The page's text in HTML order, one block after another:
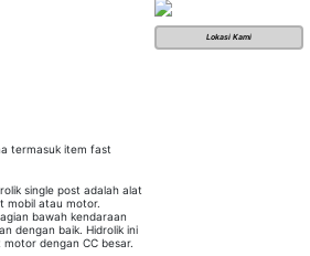
termasuk item fast
single post adalah alat
mobil atau motor.
bawah kendaraan
dengan baik. Hidrolik ini
dengan CC besar.
Lokasi Kami